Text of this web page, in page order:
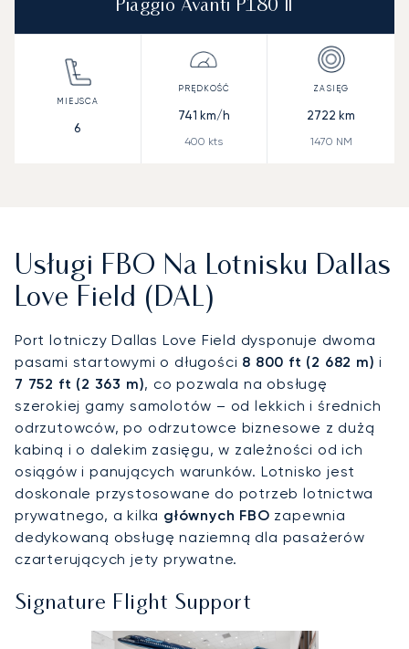
Piaggio Avanti P180 II
6
741 km/h
400 kts
2722 km
1470 NM
Usługi FBO Na Lotnisku Dallas
Love Field (DAL)
Port lotniczy Dallas Love Field dysponuje dwoma
pasami startowymi o długości 8 800 ft (2 682 m) i
7 752 ft (2 363 m), co pozwala na obsługę
szerokiej gamy samolotów – od lekkich i średnich
odrzutowców, po odrzutowce biznesowe z dużą
kabiną i o dalekim zasięgu, w zależności od ich
osiągów i panujących warunków. Lotnisko jest
doskonale przystosowane do potrzeb lotnictwa
prywatnego, a kilka głównych FBO zapewnia
dedykowaną obsługę naziemną dla pasażerów
czarterujących jety prywatne.
Signature Flight Support